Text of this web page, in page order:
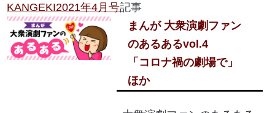
KANGEKI2021年4月号記事
まんが 大衆演劇ファン
のあるあるvol.4
「コロナ禍の劇場で」
ほか